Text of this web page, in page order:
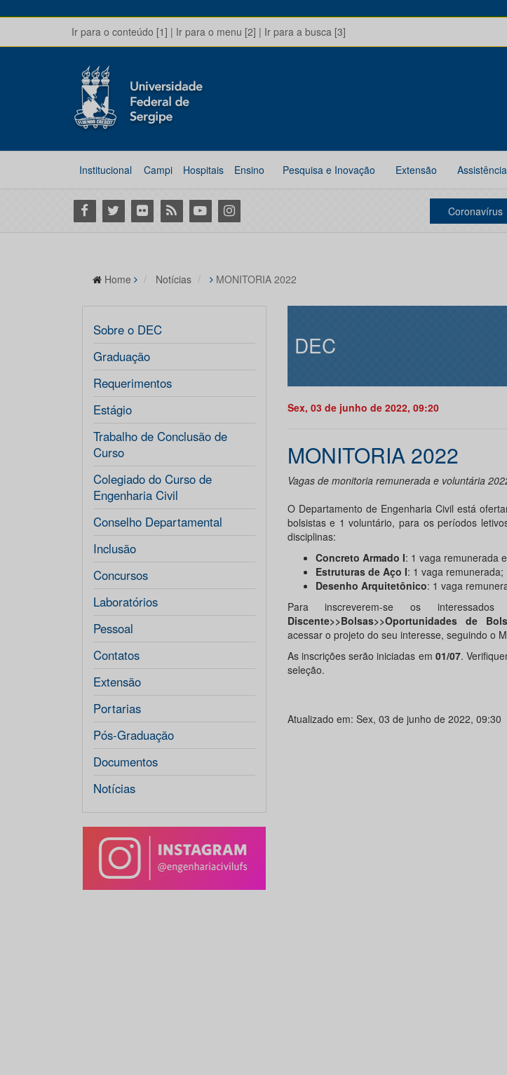
Ir para o conteúdo [1] | Ir para o menu [2] | Ir para a busca [3]
Institucional Campi Hospitais Ensino Pesquisa e Inovação Extensão
Facebook
Twitter Flickr RSS YoutubeInstagram Coronavírus
Home Notícias MONITORIA 2022
Sobre o DEC
Graduação
Requerimentos
Estágio
Trabalho de Conclusão de
Curso
Colegiado do Curso de
Engenharia Civil
Conselho Departamental
Inclusão
Concursos
Laboratórios
Pessoal
Contatos
Extensão
Portarias
Pós-Graduação
Documentos
Notícias
DEC
Sex, 03 de junho de 2022, 09:20
MONITORIA 2022
Vagas de monitoria remunerada e voluntária
O Departamento de Engenharia Civil está
bolsistas e 1 voluntário, para os períodos
disciplinas:
Concreto Armado I: 1 vaga remunerada
Estruturas de Aço I: 1 vaga remunerada;
Desenho Arquitetônico: 1 vaga
Para inscreverem-se os
Discente>>Bolsas>>Oportunidades de
acessar o projeto do seu interesse, seguindo o
As inscrições serão iniciadas em 01/07.
seleção.
Atualizado em: Sex, 03 de junho de 2022, 09:30